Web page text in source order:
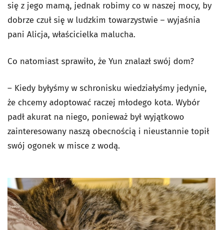
się z jego mamą, jednak robimy co w naszej mocy, by
dobrze czuł się w ludzkim towarzystwie – wyjaśnia
pani Alicja, właścicielka malucha.
Co natomiast sprawiło, że Yun znalazł swój dom?
– Kiedy byłyśmy w schronisku wiedziałyśmy jedynie,
że chcemy adoptować raczej młodego kota. Wybór
padł akurat na niego, ponieważ był wyjątkowo
zainteresowany naszą obecnością i nieustannie topił
swój ogonek w misce z wodą.